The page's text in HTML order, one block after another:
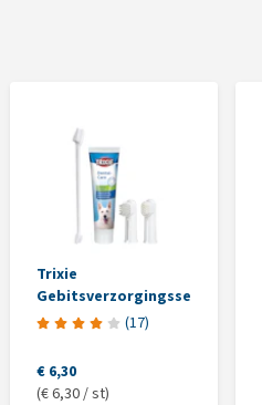
Trixie
Gebitsverzorgingsset
(17)
€ 6,30
(€ 6,30 / st)